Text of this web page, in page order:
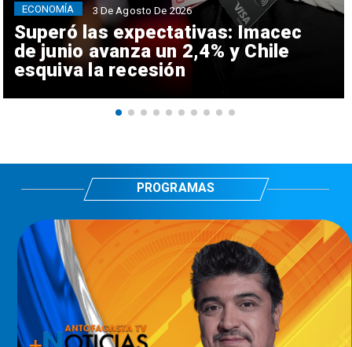
Superó las expectativas: Imacec
de junio avanza un 2,4% y Chile
esquiva la recesión
ECONOMÍA 3 De Agosto De 2026
PROGRAMAS